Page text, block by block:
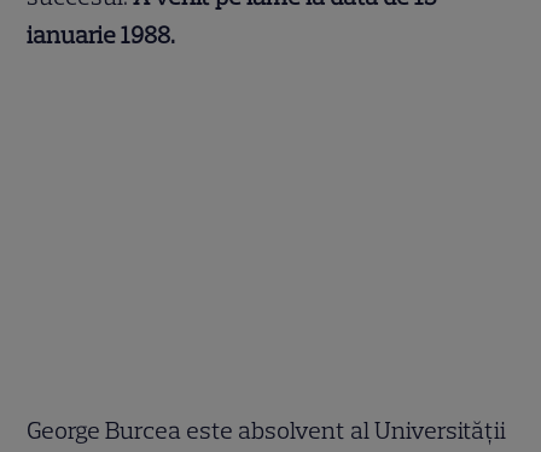
ianuarie 1988.
George Burcea este absolvent al Universității